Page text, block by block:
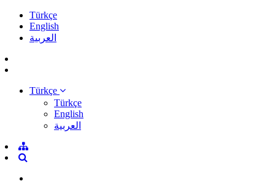
Türkçe
English
العربية
Türkçe
Türkçe
English
العربية